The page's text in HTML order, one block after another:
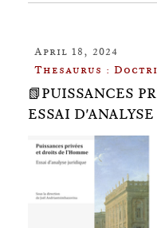
April 18, 2024
Thesaurus :
📗PUISSANCES
ESSAI